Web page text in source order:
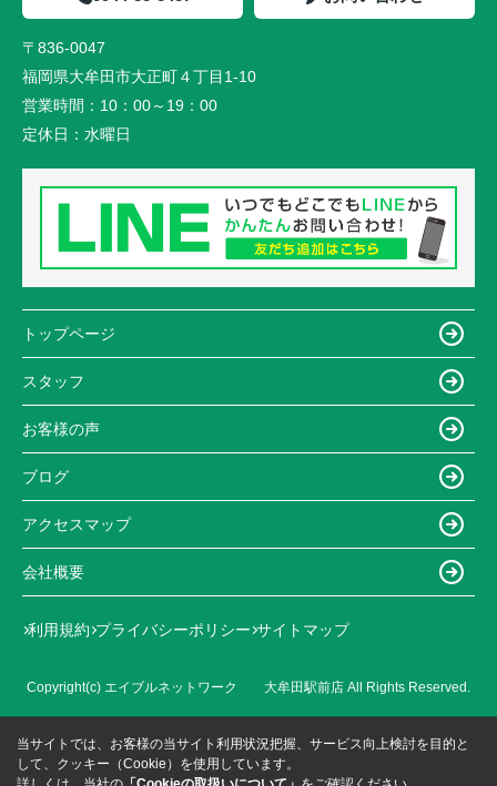
〒836-0047
福岡県大牟田市大正町４丁目1-10
営業時間： 10：00～19：00
定休日： 水曜日
トップページ
スタッフ
お客様の声
ブログ
アクセスマップ
会社概要
利用規約 プライバシーポリシー サイトマップ
Copyright(c) エイブルネットワーク 大牟田駅前店 All Rights Reserved.
当サイトでは、お客様の当サイト利用状況把握、サービス向上検討を目的と
して、クッキー（Cookie）を使用しています。